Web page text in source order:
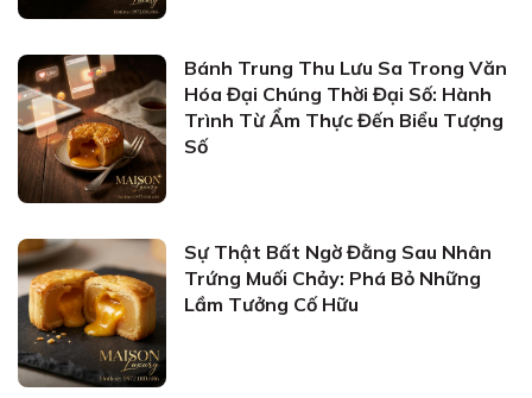
Bánh Trung Thu Lưu Sa Trong Văn
Hóa Đại Chúng Thời Đại Số: Hành
Trình Từ Ẩm Thực Đến Biểu Tượng
Số
Sự Thật Bất Ngờ Đằng Sau Nhân
Trứng Muối Chảy: Phá Bỏ Những
Lầm Tưởng Cố Hữu